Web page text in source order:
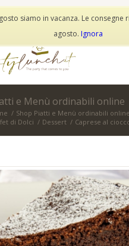
My Account
Wishlist
e Menù ordinabili online
/ Shop Piatti e Menù ordinabili online
di Dolci / Dessert / Caprese al
siamo in vacanza. Le
agosto. Ignora